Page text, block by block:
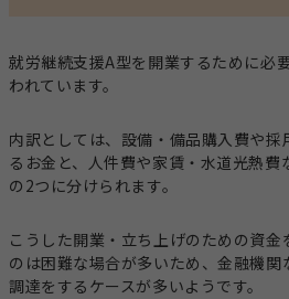
就労継続支援A型を開業するために必
われています。
内訳としては、設備・備品購入費や
るお金と、人件費や家賃・水道光熱
の2つに分けられます。
こうした開業・立ち上げのための資
のは困難な場合が多いため、金融機
調達をするケースが多いようです。